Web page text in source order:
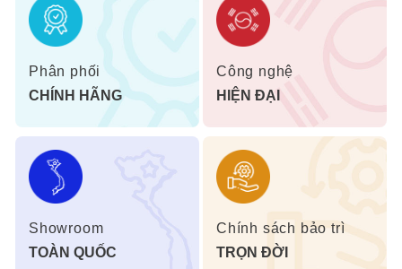
Phân phối
CHÍNH HÃNG
Công nghệ
HIỆN ĐẠI
Showroom
TOÀN QUỐC
Chính sách bảo trì
TRỌN ĐỜI